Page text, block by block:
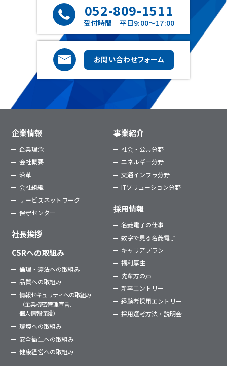
052-809-1511
受付時間 平日9:00〜17:00
お問い合わせフォーム
企業情報
企業理念
会社概要
沿革
会社組織
サービスネットワーク
保守センター
社長挨拶
CSRへの取組み
倫理・遵法への取組み
品質への取組み
情報セキュリティへの取組み
（企業機密管理宣言、
個人情報保護）
環境への取組み
安全衛生への取組み
健康経営への取組み
事業紹介
社会・公共分野
エネルギー分野
交通インフラ分野
ITソリューション分野
採用情報
名菱電子の仕事
数字で見る名菱電子
キャリアプラン
福利厚生
先輩方の声
新卒エントリー
経験者採用エントリー
採用選考方法・説明会